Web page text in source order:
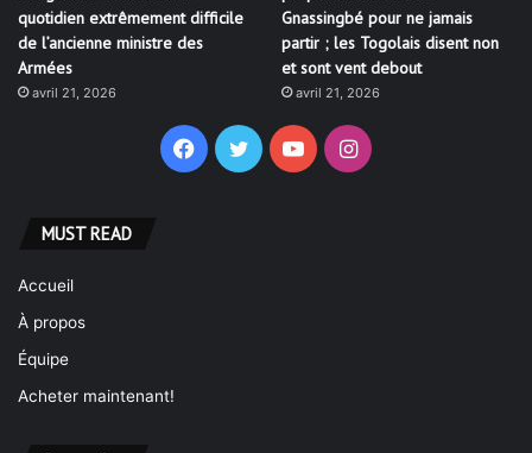
MUST READ
Acheter maintenant!
Categories
Actualites
Société